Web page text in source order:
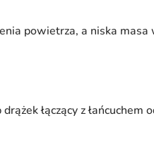
powietrza, a niska masa
łączący z łańcuchem